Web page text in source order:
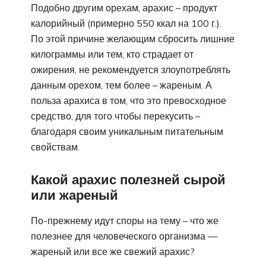
Подобно другим орехам, арахис – продукт
калорийный (примерно 550 ккал на 100 г.).
По этой причине желающим сбросить лишние
килограммы или тем, кто страдает от
ожирения, не рекомендуется злоупотреблять
данным орехом, тем более – жареным. А
польза арахиса в том, что это превосходное
средство, для того чтобы перекусить –
благодаря своим уникальным питательным
свойствам.
Какой арахис полезней сырой
или жареный
По-прежнему идут споры на тему – что же
полезнее для человеческого организма —
жареный или все же свежий арахис?